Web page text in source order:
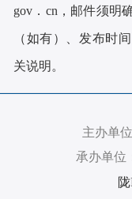
gov．cn，邮件须明
（如有）、发布时
关说明。
主办单
承办单位